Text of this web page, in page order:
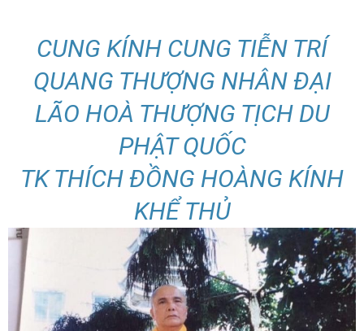
CUNG KÍNH CUNG TIỄN TRÍ
QUANG THƯỢNG NHÂN ĐẠI
LÃO HOÀ THƯỢNG TỊCH DU
PHẬT QUỐC
TK THÍCH ĐỒNG HOÀNG KÍNH
KHỂ THỦ